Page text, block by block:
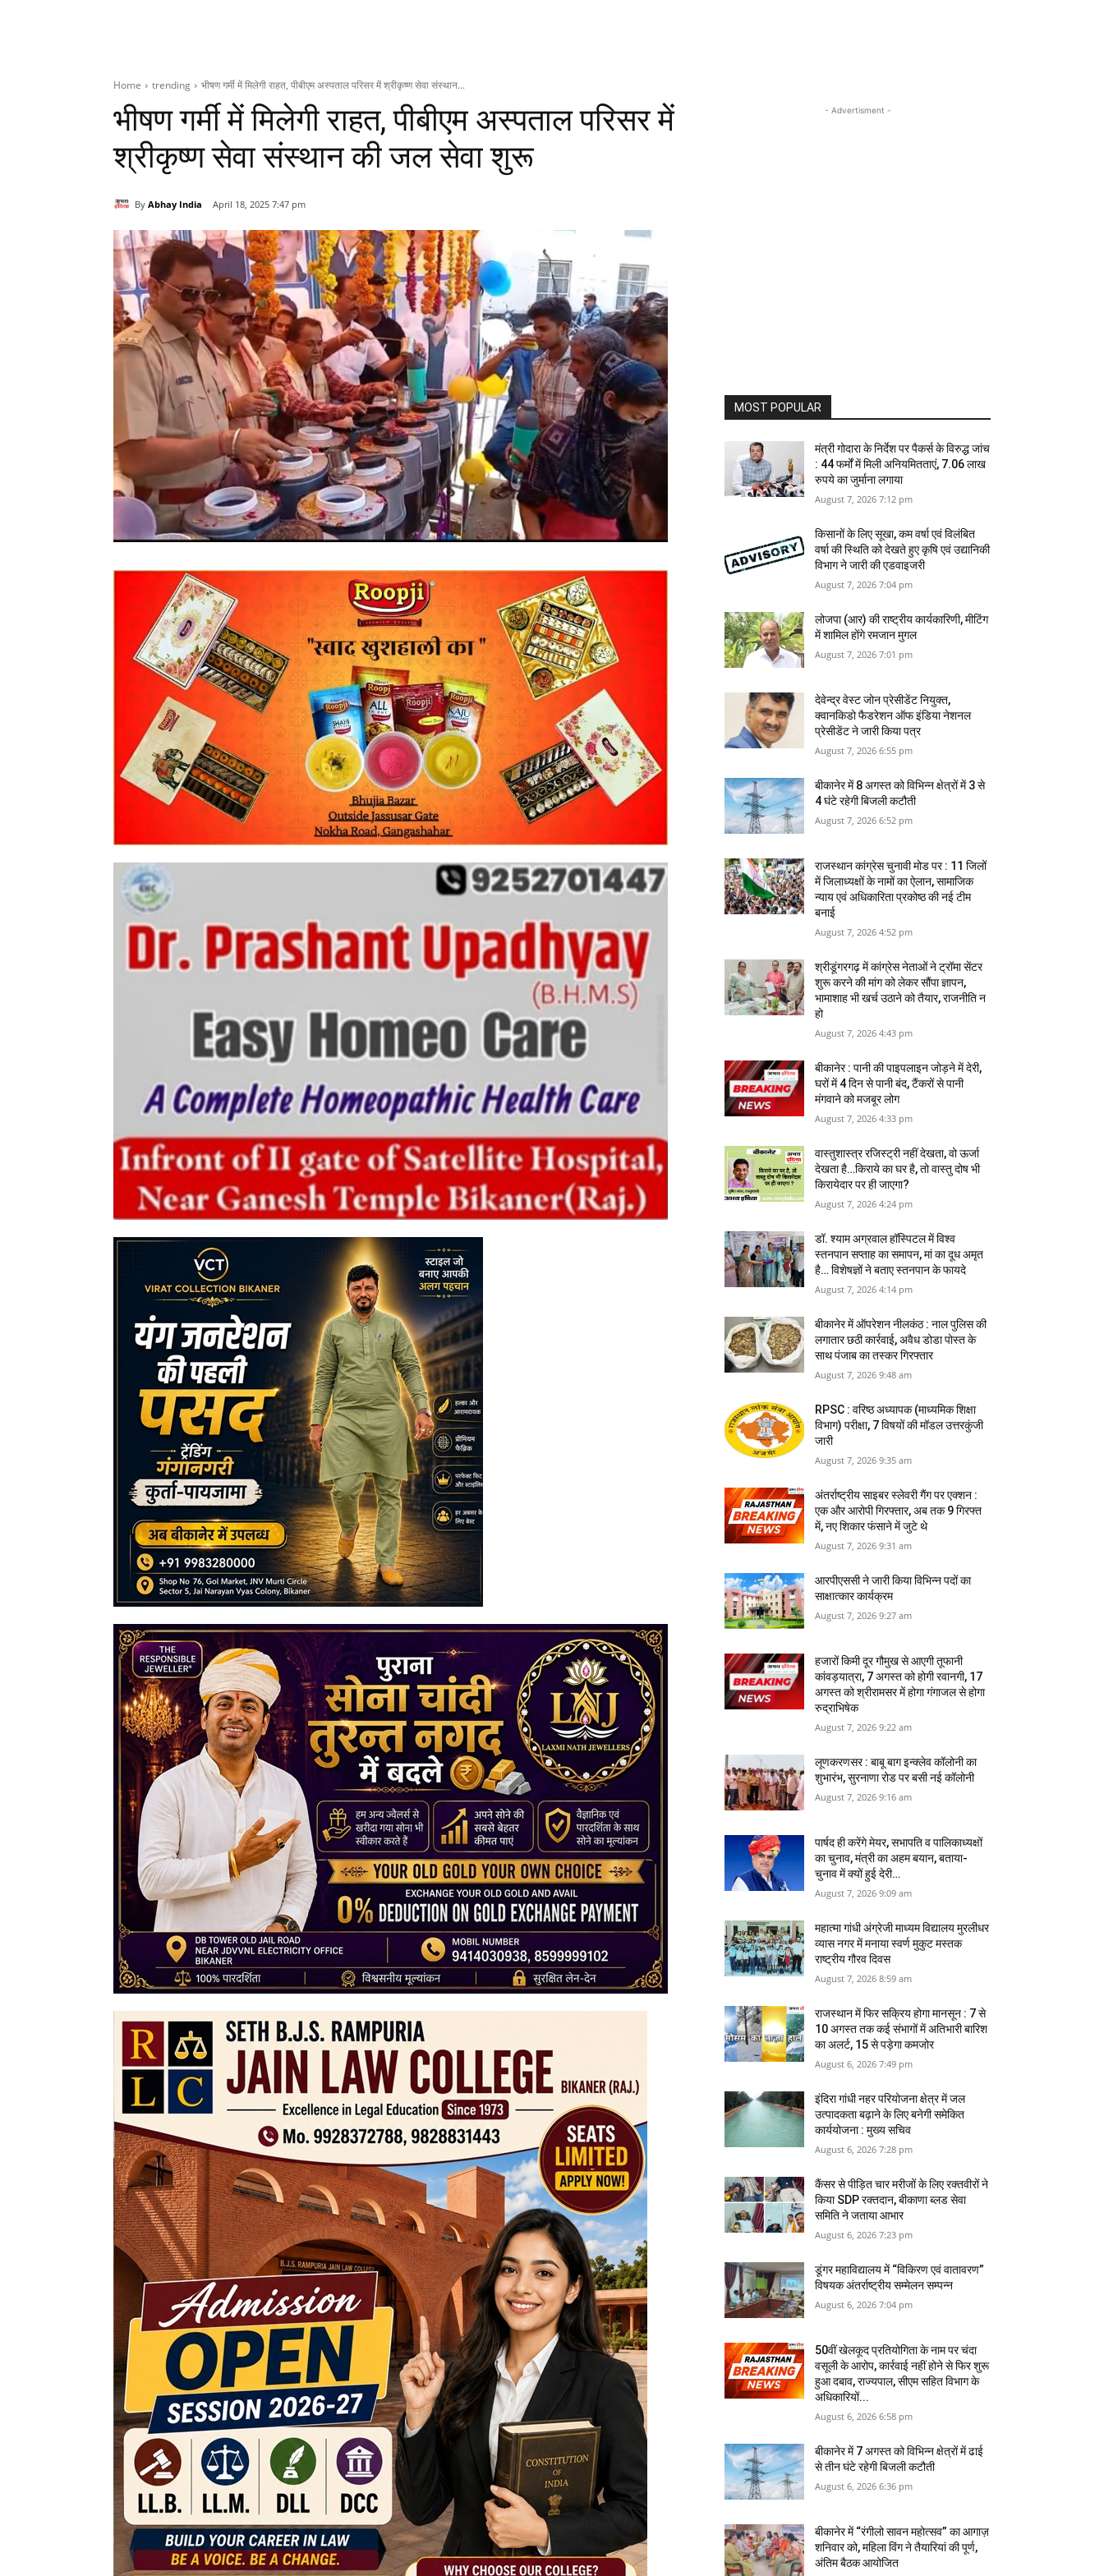
Home trending भीषण गर्मी में मिलेगी राहत, पीबीएम अस्‍पताल परिसर में श्रीकृष्ण सेवा संस्थान...
भीषण गर्मी में मिलेगी राहत, पीबीएम अस्‍पताल परिसर में
श्रीकृष्ण सेवा संस्थान की जल सेवा शुरू
By Abhay India April 18, 2025 7:47 pm
- Advertisment -
MOST POPULAR
मंत्री गोदारा के निर्देश पर पैकर्स के विरुद्ध जांच
: 44 फर्मों में मिली अनियमितताएं, 7.06 लाख
रुपये का जुर्माना लगाया
August 7, 2026 7:12 pm
किसानों के लिए सूखा, कम वर्षा एवं विलंबित
वर्षा की स्थिति को देखते हुए कृषि एवं उद्यानिकी
विभाग ने जारी की एडवाइजरी
August 7, 2026 7:04 pm
लोजपा (आर) की राष्ट्रीय कार्यकारिणी, मीटिंग
में शामिल होंगे रमजान मुगल
August 7, 2026 7:01 pm
देवेन्द्र वेस्ट जोन प्रेसीडेंट नियुक्त,
क्वानकिडो फैडरेशन ऑफ इंडिया नेशनल
प्रेसीडेंट ने जारी किया पत्र
August 7, 2026 6:55 pm
बीकानेर में 8 अगस्‍त को विभिन्‍न क्षेत्रों में 3 से
4 घंटे रहेगी बिजली कटौती
August 7, 2026 6:52 pm
राजस्‍थान कांग्रेस चुनावी मोड पर : 11 जिलों
में जिलाध्‍यक्षों के नामों का ऐलान, सामाजिक
न्‍याय एवं अधिकारिता प्रकोष्‍ठ की नई टीम
बनाई
August 7, 2026 4:52 pm
श्रीडूंगरगढ़ में कांग्रेस नेताओं ने ट्रॉमा सेंटर
शुरू करने की मांग को लेकर सौंपा ज्ञापन,
भामाशाह भी खर्च उठाने को तैयार, राजनीति न
हो
August 7, 2026 4:43 pm
बीकानेर : पानी की पाइपलाइन जोड़ने में देरी,
घरों में 4 दिन से पानी बंद, टैंकरों से पानी
मंगवाने को मजबूर लोग
August 7, 2026 4:33 pm
वास्‍तुशास्‍त्र रजिस्‍ट्री नहीं देखता, वो ऊर्जा
देखता है…किराये का घर है, तो वास्तु दोष भी
किरायेदार पर ही जाएगा?
August 7, 2026 4:24 pm
डॉ. श्याम अग्रवाल हॉस्पिटल में विश्व
स्तनपान सप्ताह का समापन, मां का दूध अमृत
है… विशेषज्ञों ने बताए स्तनपान के फायदे
August 7, 2026 4:14 pm
बीकानेर में ऑपरेशन नीलकंठ : नाल पुलिस की
लगातार छठी कार्रवाई, अवैध डोडा पोस्त के
साथ पंजाब का तस्कर गिरफ्तार
August 7, 2026 9:48 am
RPSC : वरिष्ठ अध्यापक (माध्यमिक शिक्षा
विभाग) परीक्षा, 7 विषयों की मॉडल उत्तरकुंजी
जारी
August 7, 2026 9:35 am
अंतर्राष्ट्रीय साइबर स्लेवरी गैंग पर एक्शन :
एक और आरोपी गिरफ्तार, अब तक 9 गिरफ्त
में, नए शिकार फंसाने में जुटे थे
August 7, 2026 9:31 am
आरपीएससी ने जारी किया विभिन्न पदों का
साक्षात्कार कार्यक्रम
August 7, 2026 9:27 am
हजारों किमी दूर गौमुख से आएगी तूफानी
कांवड़यात्रा, 7 अगस्त को होगी रवानगी, 17
अगस्त को श्रीरामसर में होगा गंगाजल से होगा
रुद्राभिषेक
August 7, 2026 9:22 am
लूणकरणसर : बाबू बाग इन्क्लेव कॉलोनी का
शुभारंभ, सुरनाणा रोड पर बसी नई कॉलोनी
August 7, 2026 9:16 am
पार्षद ही करेंगे मेयर, सभापति व पालिकाध्‍यक्षों
का चुनाव, मंत्री का अहम बयान, बताया-
चुनाव में क्‍यों हुई देरी…
August 7, 2026 9:09 am
महात्मा गांधी अंग्रेजी माध्यम विद्यालय मुरलीधर
व्‍यास नगर में मनाया स्वर्ण मुकुट मस्तक
राष्ट्रीय गौरव दिवस
August 7, 2026 8:59 am
राजस्थान में फिर सक्रिय होगा मानसून : 7 से
10 अगस्त तक कई संभागों में अतिभारी बारिश
का अलर्ट, 15 से पड़ेगा कमजोर
August 6, 2026 7:49 pm
इंदिरा गांधी नहर परियोजना क्षेत्र में जल
उत्पादकता बढ़ाने के लिए बनेगी समेकित
कार्ययोजना : मुख्य सचिव
August 6, 2026 7:28 pm
कैंसर से पीड़ित चार मरीजों के लिए रक्तवीरों ने
किया SDP रक्तदान, बीकाणा ब्लड सेवा
समिति ने जताया आभार
August 6, 2026 7:23 pm
डूंगर महाविद्यालय में “विकिरण एवं वातावरण”
विषयक अंतर्राष्ट्रीय सम्मेलन सम्पन्न
August 6, 2026 7:04 pm
50वीं खेलकूद प्रतियोगिता के नाम पर चंदा
वसूली के आरोप, कार्रवाई नहीं होने से फिर शुरू
हुआ दबाव, राज्यपाल, सीएम सहित विभाग के
अधिकारियों...
August 6, 2026 6:58 pm
बीकानेर में 7 अगस्‍त को विभिन्‍न क्षेत्रों में ढाई
से तीन घंटे रहेगी बिजली कटौती
August 6, 2026 6:36 pm
बीकानेर में “रंगीलो सावन महोत्सव” का आगाज़
शनिवार को, महिला विंग ने तैयारियां की पूर्ण,
अंतिम बैठक आयोजित